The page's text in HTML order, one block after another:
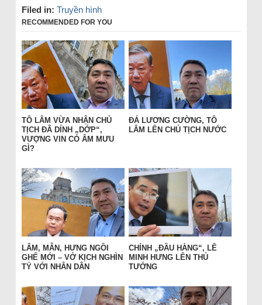
Filed in: Truyền hình
RECOMMENDED FOR YOU
TÔ LÂM VỪA NHẬN CHỦ
TỊCH ĐÃ DÍNH „DỚP“,
VƯỢNG VIN CÓ ÂM MƯU
GÌ?
ĐÁ LƯƠNG CƯỜNG, TÔ
LÂM LÊN CHỦ TỊCH NƯỚC
LÂM, MẪN, HƯNG NGỒI
GHẾ MỚI – VỞ KỊCH NGHÌN
TỶ VỚI NHÂN DÂN
CHÍNH „ĐẦU HÀNG“, LÊ
MINH HƯNG LÊN THỦ
TƯỚNG